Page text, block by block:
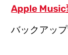
Apple Music
バックアッ